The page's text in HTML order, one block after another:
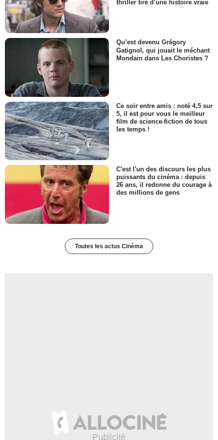
thriller tiré d’une histoire vraie
Qu’est devenu Grégory
Gatignol, qui jouait le méchant
Mondain dans Les Choristes ?
Ce soir entre amis : noté 4,5 sur
5, il est pour vous le meilleur
film de science-fiction de tous
les temps !
C'est l'un des discours les plus
puissants du cinéma : depuis
26 ans, il redonne du courage à
des millions de gens
Toutes les actus Cinéma